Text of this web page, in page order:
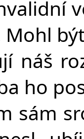
Mohl
náš
ho
sám